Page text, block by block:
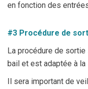
en fonction des
#3 Procédure de
La procédure de
bail et est adaptée à
Il sera important de